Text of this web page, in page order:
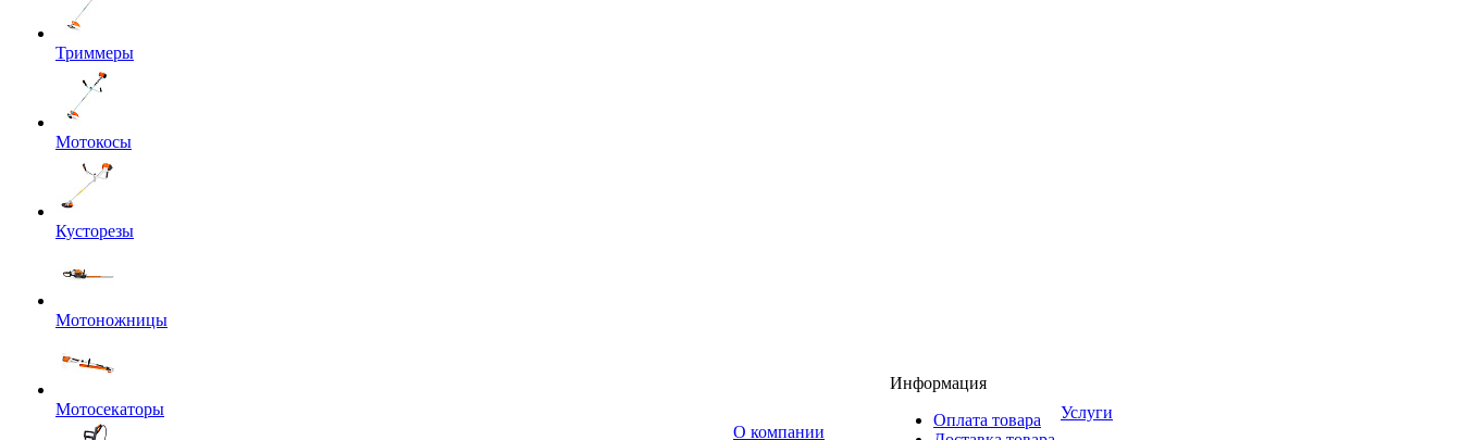
Триммеры
Мотокосы
Кусторезы
Мотоножницы
Мотосекаторы
O компании
Информация
Оплата товара
Услуги